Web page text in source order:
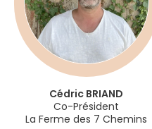
Cédric BRIAND
Co-Président
La Ferme des 7 Chemins